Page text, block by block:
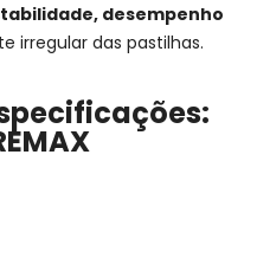
desempenho
irregular das pastilhas.